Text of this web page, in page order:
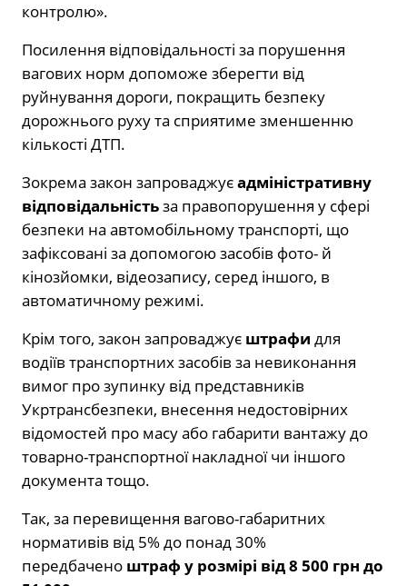
контролю».
Посилення відповідальності за порушення
вагових норм допоможе зберегти від
руйнування дороги, покращить безпеку
дорожнього руху та сприятиме зменшенню
кількості ДТП.
Зокрема закон запроваджуєадміністративну
відповідальністьза правопорушення у сфері
безпеки на автомобільному транспорті, що
зафіксовані за допомогою засобів фото- й
кінозйомки, відеозапису, серед іншого, в
автоматичному режимі.
Крім того, закон запроваджує штрафи для
водіїв транспортних засобів за невиконання
вимог про зупинку від представників
Укртрансбезпеки, внесення недостовірних
відомостей про масу або габарити вантажу до
товарно-транспортної накладної чи іншого
документа тощо.
Так, за перевищення вагово-габаритних
нормативів від 5% до понад 30%
передбачено штраф у розмірі від 8 500 грн до